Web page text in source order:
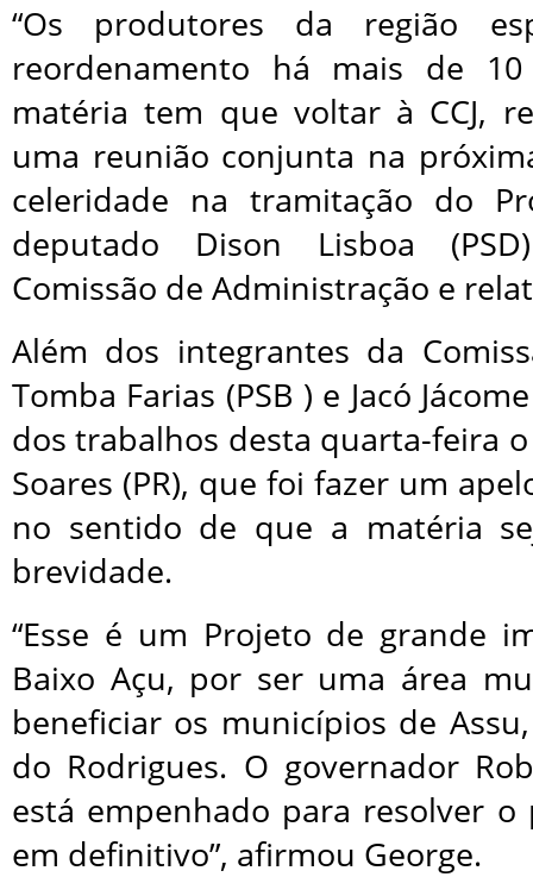
“Os produtores da região
reordenamento há mais de
matéria tem que voltar à CCJ,
uma reunião conjunta na
celeridade na tramitação do
deputado Dison Lisboa
Comissão de Administração e
Além dos integrantes da
Tomba Farias (PSB ) e Jacó
dos trabalhos desta quarta-feira
Soares (PR), que foi fazer um
no sentido de que a matéria
brevidade.
“Esse é um Projeto de grande
Baixo Açu, por ser uma área
beneficiar os municípios de
do Rodrigues. O governador
está empenhado para resolver
em definitivo”, afirmou George.